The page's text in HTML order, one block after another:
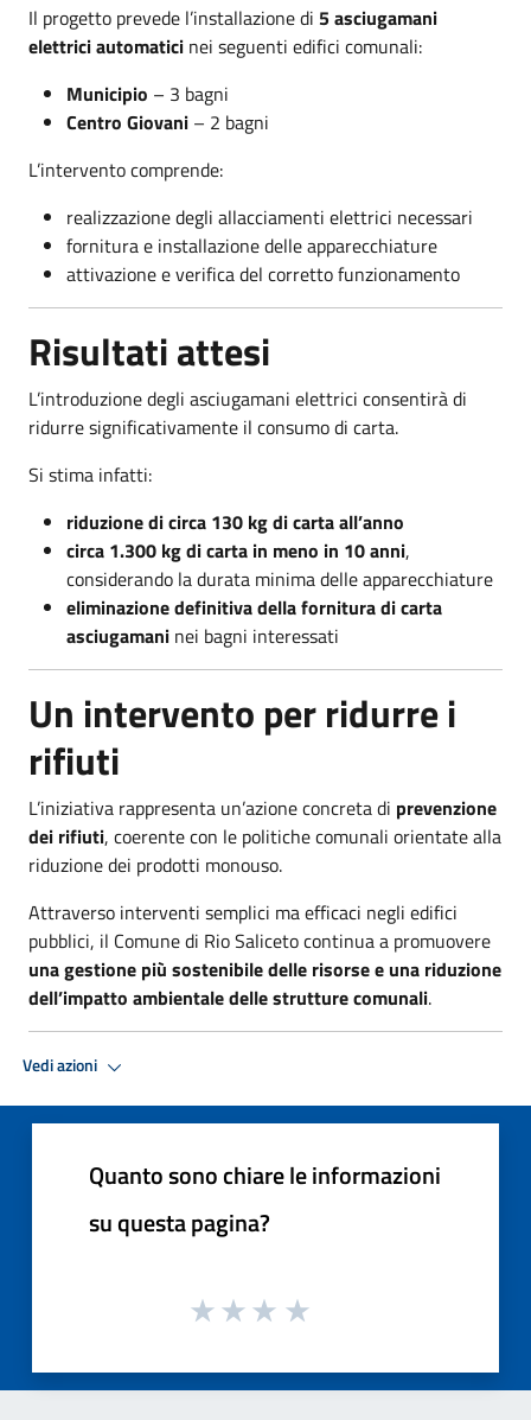
Il progetto prevede l’installazione di 5 asciugamani
elettrici automatici nei seguenti edifici comunali:
Municipio – 3 bagni
Centro Giovani – 2 bagni
L’intervento comprende:
realizzazione degli allacciamenti elettrici necessari
fornitura e installazione delle apparecchiature
attivazione e verifica del corretto funzionamento
Risultati attesi
L’introduzione degli asciugamani elettrici consentirà di
ridurre significativamente il consumo di carta.
Si stima infatti:
riduzione di circa 130 kg di carta all’anno
circa 1.300 kg di carta in meno in 10 anni,
considerando la durata minima delle apparecchiature
eliminazione definitiva della fornitura di carta
asciugamani nei bagni interessati
Un intervento per ridurre i
rifiuti
L’iniziativa rappresenta un’azione concreta di prevenzione
dei rifiuti, coerente con le politiche comunali orientate alla
riduzione dei prodotti monouso.
Attraverso interventi semplici ma efficaci negli edifici
pubblici, il Comune di Rio Saliceto continua a promuovere
una gestione più sostenibile delle risorse e una riduzione
dell’impatto ambientale delle strutture comunali.
Vedi azioni
Quanto sono chiare le informazioni
su questa pagina?